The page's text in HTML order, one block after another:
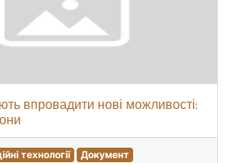
впровадити нові можливості:
технології Документ